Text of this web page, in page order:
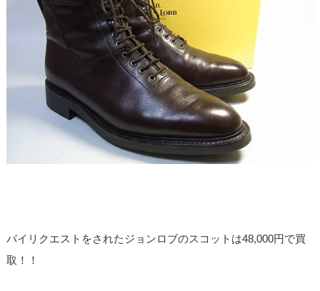
バイリクエストをされたジョンロブのスコットは48,000円で買
取！！